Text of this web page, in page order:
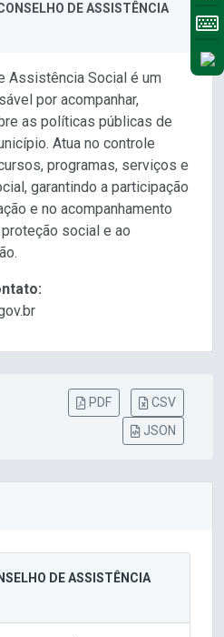
DE ASSISTÊNCIA
Assistência Social é um
por acompanhar,
as políticas públicas de
Atua no controle
programas, serviços e
garantindo a participação
e no acompanhamento
social e ao
PDF
CSV
JSON
DE ASSISTÊNCIA